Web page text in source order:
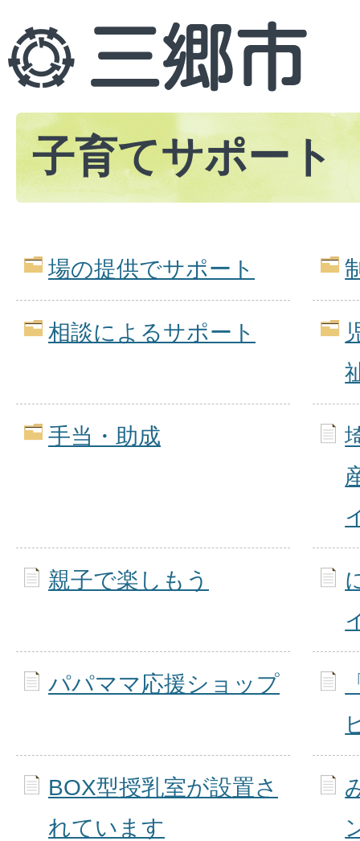
子育てサポート
場の提供でサポート
相談によるサポート
手当・助成
親子で楽しもう
パパママ応援ショップ
BOX型授乳室が設置さ
れています